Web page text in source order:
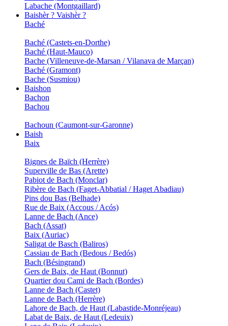
Labache (Montgaillard)
Baishèr ? Vaishèr ?
Baché
Baché (Castets-en-Dorthe)
Baché (Haut-Mauco)
Bache (Villeneuve-de-Marsan / Vilanava de Marçan)
Baché (Gramont)
Bache (Susmiou)
Baishon
Bachon
Bachou
Bachoun (Caumont-sur-Garonne)
Baish
Baix
Bignes de Baïch (Herrère)
Superville de Bas (Arette)
Pabiot de Bach (Monclar)
Ribère de Bach (Faget-Abbatial / Haget Abadiau)
Pins dou Bas (Belhade)
Rue de Baix (Accous / Acós)
Lanne de Bach (Ance)
Bach (Assat)
Baix (Auriac)
Saligat de Basch (Baliros)
Cassiau de Bach (Bedous / Bedós)
Bach (Bésingrand)
Gers de Baix, de Haut (Bonnut)
Quartier dou Cami de Bach (Bordes)
Lanne de Bach (Castet)
Lanne de Bach (Herrère)
Lahore de Bach, de Haut (Labastide-Monréjeau)
Labat de Baix, de Haut (Ledeuix)